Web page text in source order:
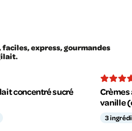
express, gourmandes
concentré sucré
vanille
3